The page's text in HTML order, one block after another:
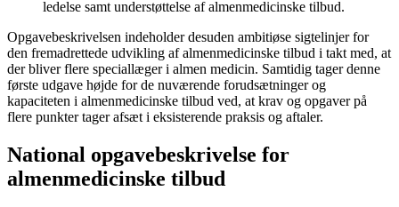
ledelse samt understøttelse af almenmedicinske tilbud.
Opgavebeskrivelsen indeholder desuden ambitiøse sigtelinjer for
den fremadrettede udvikling af almenmedicinske tilbud i takt med, at
der bliver flere speciallæger i almen medicin. Samtidig tager denne
første udgave højde for de nuværende forudsætninger og
kapaciteten i almenmedicinske tilbud ved, at krav og opgaver på
flere punkter tager afsæt i eksisterende praksis og aftaler.
National opgavebeskrivelse for
almenmedicinske tilbud